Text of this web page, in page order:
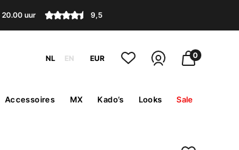
uur 9,5
NL EN EUR 0
Accessoires MX Kado’s Looks Sale